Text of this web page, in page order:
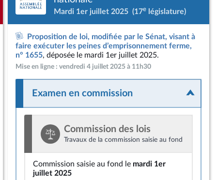
Mardi 1er juillet 2025 (17elégislature)
Proposition de loi, modifiée par le Sénat, visant à
faire exécuter les peines d’emprisonnement ferme,
n° 1655, déposée le mardi 1er juillet 2025.
Mise en ligne : vendredi 4 juillet 2025 à 11h30
Examen en commission
Commission des lois
Travaux de la commission saisie au fond
Commission saisie au fond le mardi 1er
juillet 2025